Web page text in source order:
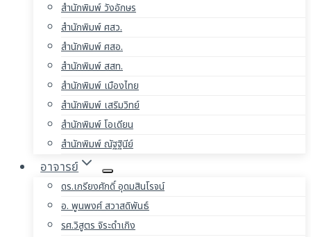
สำนักพิมพ์ วังอักษร
สำนักพิมพ์ ศสว.
สำนักพิมพ์ ศสอ.
สำนักพิมพ์ สสท.
สำนักพิมพ์ เมืองไทย
สำนักพิมพ์ เสริมวิทย์
สำนักพิมพ์ โอเดียน
สำนักพิมพ์ ณัฐฐินีย์
อาจารย์
ดร.เกรียงศักดิ์ อุดมสินโรจน์
อ. พูนพงศ์ สวาสดิพันธ์
รศ.วิสูตร จิระดำเกิง